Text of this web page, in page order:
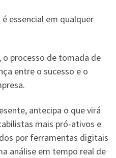
essencial em qualquer
o processo de tomada de
entre o sucesso e o
antecipa o que virá
mais pró-ativos e
por ferramentas digitais
análise em tempo real de